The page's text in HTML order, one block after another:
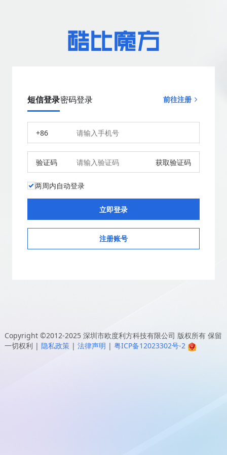
短信登录密码登录 前往注册
+86
验证码 获取验证码
两周内自动登录
注册账号
Copyright ©2012-2025 深圳市欧度利方科技有限公司 版权所有 保留
一切权利 | 隐私政策 | 法律声明 | 粤ICP备12023302号-2